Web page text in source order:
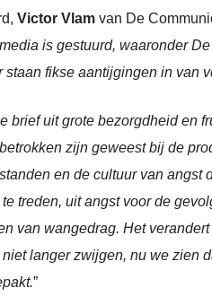
Victor Vlamvan De
is gestuurd, waaronder
fikse aantijgingen in van
brief uit grote bezorgdheid en
zijn geweest bij de
en de cultuur van angst
treden, uit angst voor de
van wangedrag. Het
langer zwijgen, nu we zien
”